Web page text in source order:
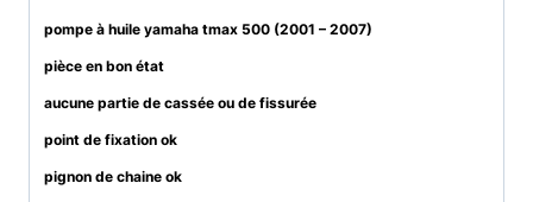
pompe à huile yamaha tmax 500 (2001 – 2007)
pièce en bon état
aucune partie de cassée ou de fissurée
point de fixation ok
pignon de chaine ok